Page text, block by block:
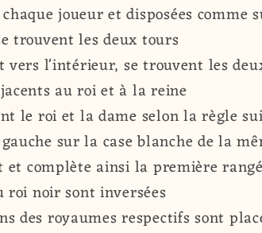
joueur et disposées comme
trouvent les deux tours
vers l'intérieur, se trouvent les
au roi et à la reine
le roi et la dame selon la règle
sur la case blanche de la
complète ainsi la première
roi noir sont inversées
des royaumes respectifs sont